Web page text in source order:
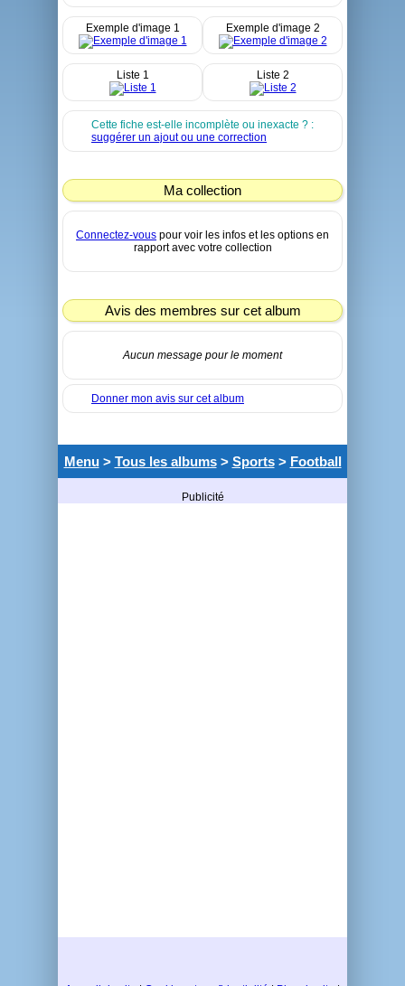
Exemple d'image 1 Exemple d'image 2
Liste 1 Liste 2
Cette fiche est-elle incomplète ou inexacte ? :
suggérer un ajout ou une correction
Ma collection
Connectez-vous pour voir les infos et les options en
rapport avec votre collection
Avis des membres sur cet album
Aucun message pour le moment
Donner mon avis sur cet album
Menu> Tous les albums> Sports> Football
Publicité